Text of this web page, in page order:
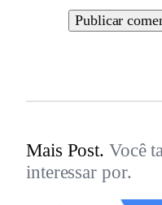
Mais Post. Você
interessar por.